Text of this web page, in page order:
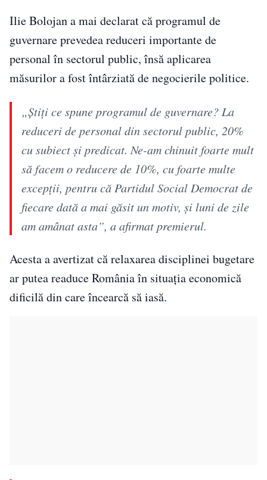
Ilie Bolojan a mai declarat că programul de
guvernare prevedea reduceri importante de
personal în sectorul public, însă aplicarea
măsurilor a fost întârziată de negocierile politice.
„Ştiţi ce spune programul de guvernare? La
reduceri de personal din sectorul public, 20%
cu subiect şi predicat. Ne-am chinuit foarte mult
să facem o reducere de 10%, cu foarte multe
excepţii, pentru că Partidul Social Democrat de
fiecare dată a mai găsit un motiv, şi luni de zile
am amânat asta”, a afirmat premierul.
Acesta a avertizat că relaxarea disciplinei bugetare
ar putea readuce România în situația economică
dificilă din care încearcă să iasă.